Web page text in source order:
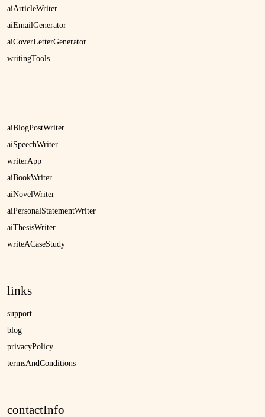
aiArticleWriter
aiEmailGenerator
aiCoverLetterGenerator
writingTools
aiBlogPostWriter
aiSpeechWriter
writerApp
aiBookWriter
aiNovelWriter
aiPersonalStatementWriter
aiThesisWriter
writeACaseStudy
links
support
blog
privacyPolicy
termsAndConditions
contactInfo